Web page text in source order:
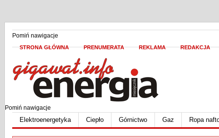
Pomiń nawigacje
STRONA GŁÓWNA PRENUMERATA REKLAMA REDAKCJA
Pomiń nawigacje
Elektroenergetyka Ciepło Górnictwo Gaz Ropa